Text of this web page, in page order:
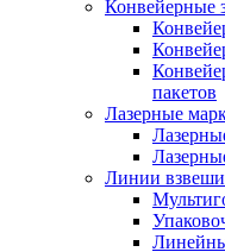
Конвейерные
пакетов
Лазерные
Линии